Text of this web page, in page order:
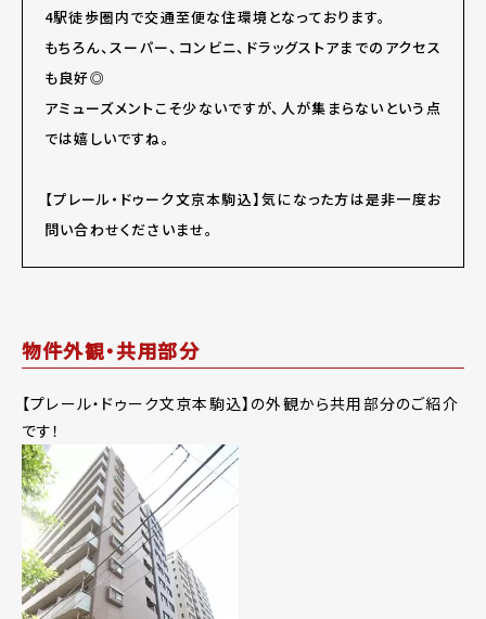
4駅徒歩圏内で交通至便な住環境となっております。
もちろん、スーパー、コンビニ、ドラッグストアまでのアクセス
も良好◎
アミューズメントこそ少ないですが、人が集まらないという点
では嬉しいですね。
【プレール・ドゥーク文京本駒込】気になった方は是非一度お
問い合わせくださいませ。
物件外観・共用部分
【プレール・ドゥーク文京本駒込】の外観から共用部分のご紹介
です！